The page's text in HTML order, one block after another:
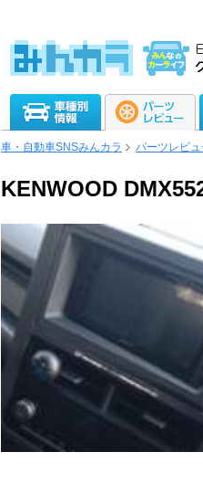
車・自動車SNSみんカラ パーツレビュ
KENWOOD